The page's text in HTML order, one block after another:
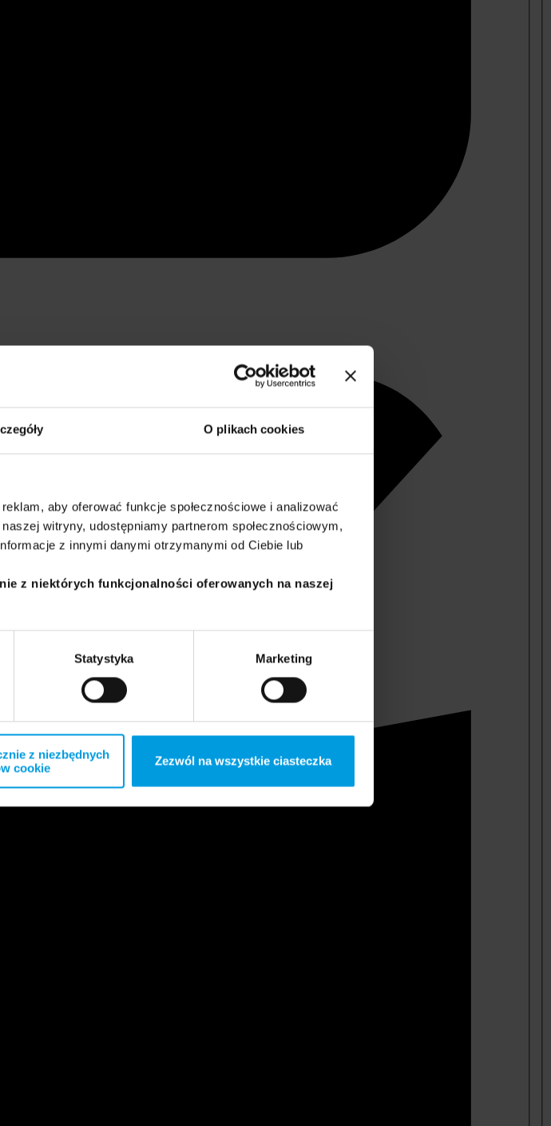
O plikach cookies
aby oferować funkcje społecznościowe i analizować
witryny, udostępniamy partnerom społecznościowym,
z innymi danymi otrzymanymi od Ciebie lub
z niektórych funkcjonalności oferowanych na naszej
Statystyka Marketing
z niezbędnych
cookie
Zezwól na wszystkie ciasteczka